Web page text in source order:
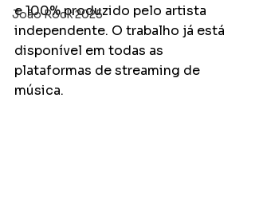
João Rock 2025
e 100% produzido pelo artista
independente. O trabalho já está
disponível em todas as
plataformas de streaming de
música.